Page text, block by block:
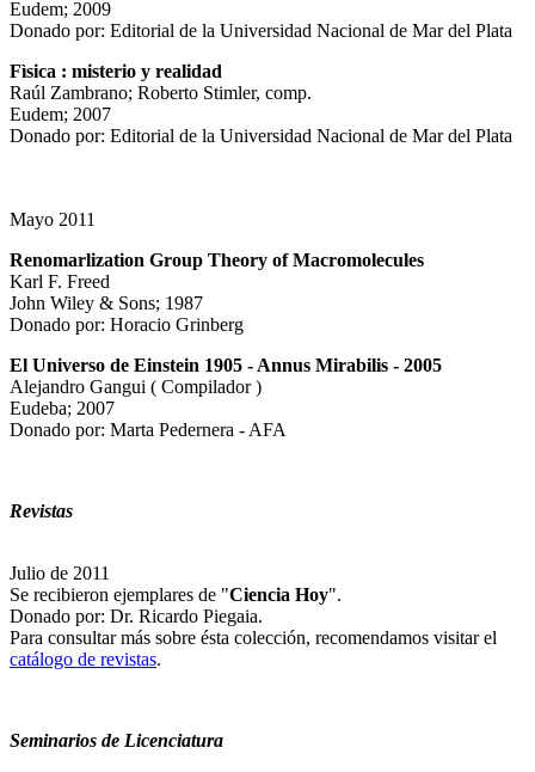
Eudem; 2009
Donado por: Editorial de la Universidad Nacional de Mar del Plata
Fìsica : misterio y realidad
Raúl Zambrano; Roberto Stimler, comp.
Eudem; 2007
Donado por: Editorial de la Universidad Nacional de Mar del Plata
Mayo 2011
Renomarlization Group Theory of Macromolecules
Karl F. Freed
John Wiley & Sons; 1987
Donado por: Horacio Grinberg
El Universo de Einstein 1905 - Annus Mirabilis - 2005
Alejandro Gangui ( Compilador )
Eudeba; 2007
Donado por: Marta Pedernera - AFA
Revistas
Julio de 2011
Se recibieron ejemplares de "Ciencia Hoy".
Donado por: Dr. Ricardo Piegaia.
Para consultar más sobre ésta colección, recomendamos visitar el
catálogo de revistas.
Seminarios de Licenciatura